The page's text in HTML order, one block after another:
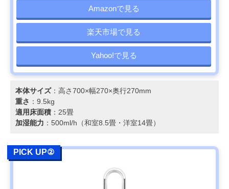
Amazonで見る
楽天市場で見る
Yahoo!で見る
本体サイズ：高さ700×幅270×奥行270mm
重さ ：9.5kg
適用床面積 ：25畳
加湿能力 ：500ml/h（和室8.5畳・洋室14畳）
PICK UP②